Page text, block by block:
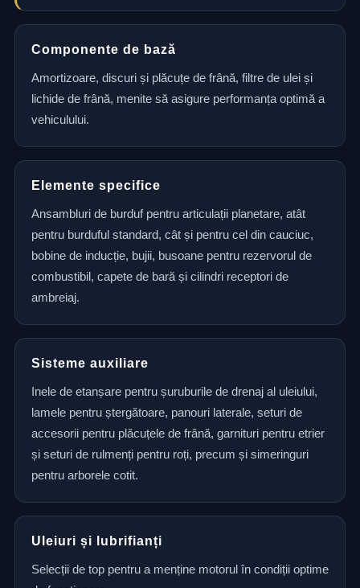
Componente de bază
Amortizoare, discuri și plăcuțe de frână, filtre de ulei și
lichide de frână, menite să asigure performanța optimă a
vehiculului.
Elemente specifice
Ansambluri de burduf pentru articulații planetare, atât
pentru burduful standard, cât și pentru cel din cauciuc,
bobine de inducție, bujii, busoane pentru rezervorul de
combustibil, capete de bară și cilindri receptori de
ambreiaj.
Sisteme auxiliare
Inele de etanșare pentru șuruburile de drenaj al uleiului,
lamele pentru ștergătoare, panouri laterale, seturi de
accesorii pentru plăcuțele de frână, garnituri pentru etrier
și seturi de rulmenți pentru roți, precum și simeringuri
pentru arborele cotit.
Uleiuri și lubrifianți
Selecții de top pentru a menține motorul în condiții optime